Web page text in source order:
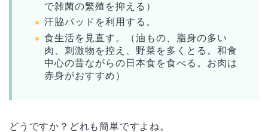
で雑菌の繁殖を抑える）
汗脇パッドを利用する。
食生活を見直す。（油もの、脂身の多い
肉、刺激物を控え、野菜を多くとる。和食
中心の昔ながらの日本食を食べる。お肉は
赤身がおすすめ）
どうですか？どれも簡単ですよね。